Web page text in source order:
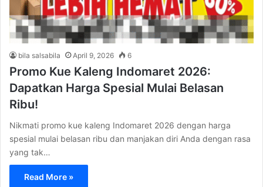
bila salsabila April 9, 2026 6
Promo Kue Kaleng Indomaret 2026:
Dapatkan Harga Spesial Mulai Belasan
Ribu!
Nikmati promo kue kaleng Indomaret 2026 dengan harga
spesial mulai belasan ribu dan manjakan diri Anda dengan rasa
yang tak…
Read More »